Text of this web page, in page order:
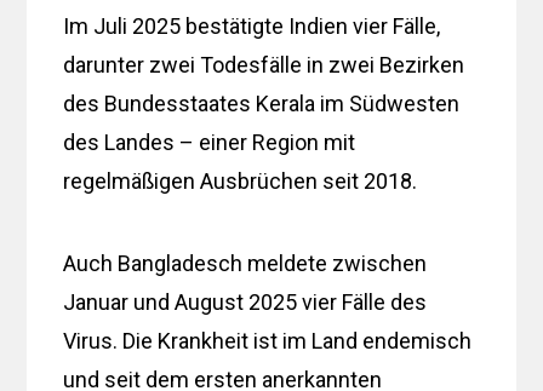
Im Juli 2025 bestätigte Indien vier Fälle,
darunter zwei Todesfälle in zwei Bezirken
des Bundesstaates Kerala im Südwesten
des Landes – einer Region mit
regelmäßigen Ausbrüchen seit 2018.
Auch Bangladesch meldete zwischen
Januar und August 2025 vier Fälle des
Virus. Die Krankheit ist im Land endemisch
und seit dem ersten anerkannten